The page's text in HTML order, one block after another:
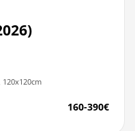
120x120cm
160-390€